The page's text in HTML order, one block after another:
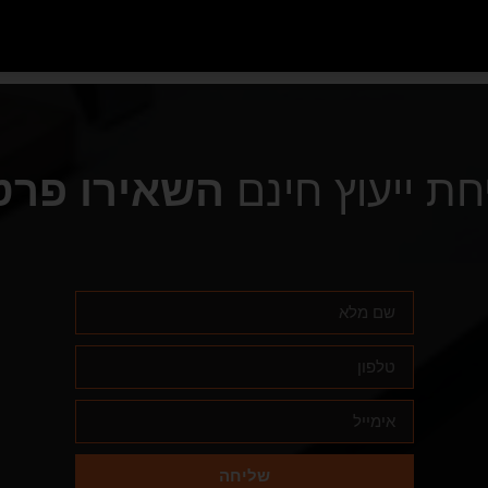
ייעוץ חינם השאירו
שליחה